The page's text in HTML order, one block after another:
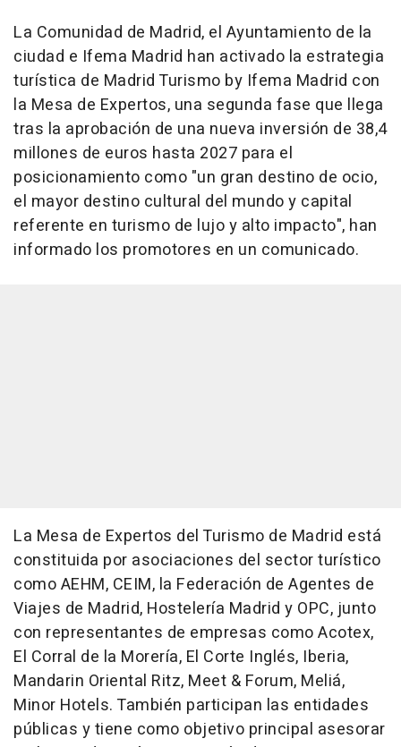
La Comunidad de Madrid, el Ayuntamiento de la
ciudad e Ifema Madrid han activado la estrategia
turística de Madrid Turismo by Ifema Madrid con
la Mesa de Expertos, una segunda fase que llega
tras la aprobación de una nueva inversión de 38,4
millones de euros hasta 2027 para el
posicionamiento como "un gran destino de ocio,
el mayor destino cultural del mundo y capital
referente en turismo de lujo y alto impacto", han
informado los promotores en un comunicado.
La Mesa de Expertos del Turismo de Madrid está
constituida por asociaciones del sector turístico
como AEHM, CEIM, la Federación de Agentes de
Viajes de Madrid, Hostelería Madrid y OPC, junto
con representantes de empresas como Acotex,
El Corral de la Morería, El Corte Inglés, Iberia,
Mandarin Oriental Ritz, Meet & Forum, Meliá,
Minor Hotels. También participan las entidades
públicas y tiene como objetivo principal asesorar